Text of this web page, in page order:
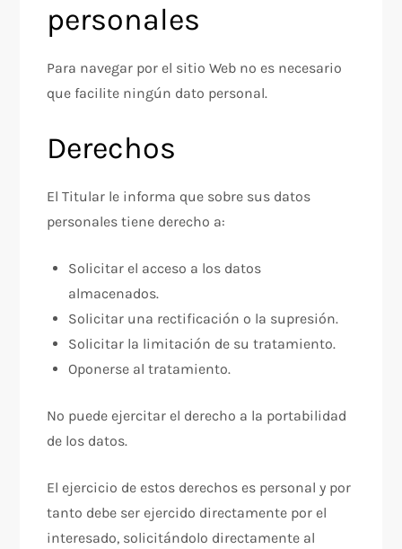
personales
Para navegar por el sitio Web no es necesario
que facilite ningún dato personal.
Derechos
El Titular le informa que sobre sus datos
personales tiene derecho a:
Solicitar el acceso a los datos
almacenados.
Solicitar una rectificación o la supresión.
Solicitar la limitación de su tratamiento.
Oponerse al tratamiento.
No puede ejercitar el derecho a la portabilidad
de los datos.
El ejercicio de estos derechos es personal y por
tanto debe ser ejercido directamente por el
interesado, solicitándolo directamente al